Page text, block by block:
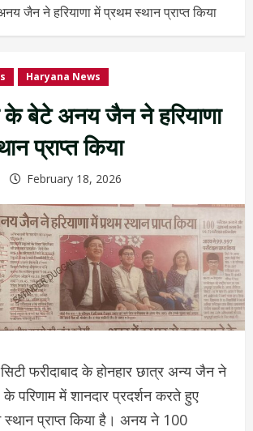
जैन ने हरियाणा में प्रथम स्थान प्राप्त किया
Haryana News
के बेटे अनय जैन ने हरियाणा
प्राप्त किया
February 18, 2026
सिटी फरीदाबाद के होनहार छात्र अन्य जैन ने
परिणाम में शानदार प्रदर्शन करते हुए
स्थान प्राप्त किया है। अनय ने 100